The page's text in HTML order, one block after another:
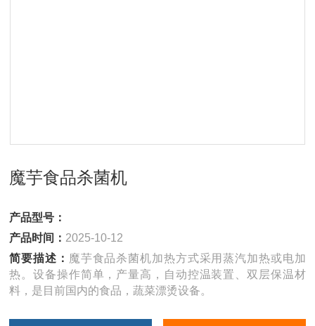
魔芋食品杀菌机
产品型号：
产品时间： 2025-10-12
简要描述： 魔芋食品杀菌机加热方式采用蒸汽加热或电加
热。设备操作简单，产量高，自动控温装置、双层保温材
料，是目前国内的食品，蔬菜漂烫设备。